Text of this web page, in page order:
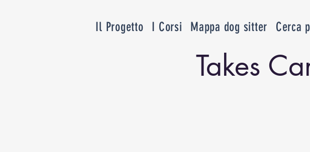
Il Progetto I Corsi Mappa dog sitter Cerca
Takes